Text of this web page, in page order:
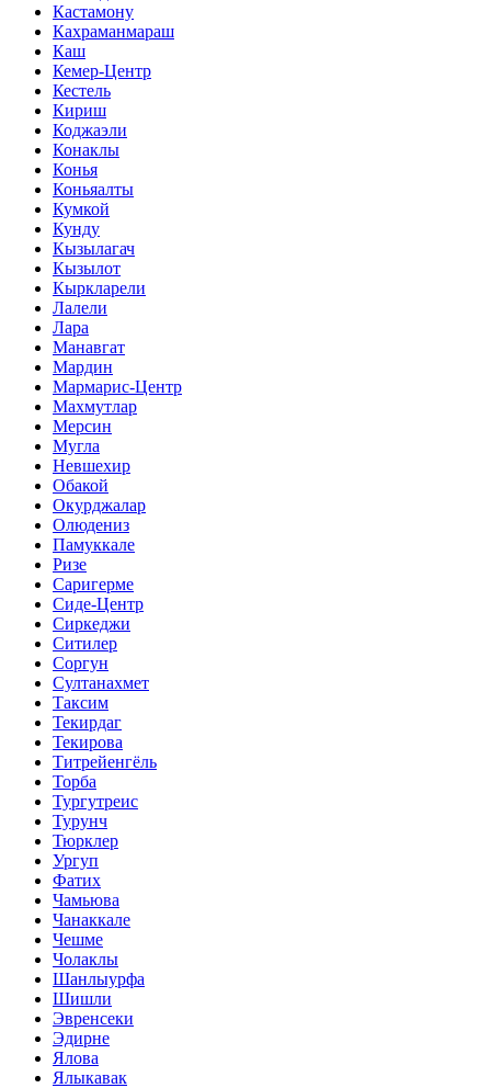
Кастамону
Кахраманмараш
Каш
Кемер-Центр
Кестель
Кириш
Коджаэли
Конаклы
Конья
Коньяалты
Кумкой
Кунду
Кызылагач
Кызылот
Кыркларели
Лалели
Лара
Манавгат
Мардин
Мармарис-Центр
Махмутлар
Мерсин
Мугла
Невшехир
Обакой
Окурджалар
Олюдениз
Памуккале
Ризе
Саригерме
Сиде-Центр
Сиркеджи
Ситилер
Соргун
Султанахмет
Таксим
Текирдаг
Текирова
Титрейенгёль
Торба
Тургутреис
Турунч
Тюрклер
Ургуп
Фатих
Чамьюва
Чанаккале
Чешме
Чолаклы
Шанлыурфа
Шишли
Эвренсеки
Эдирне
Ялова
Ялыкавак